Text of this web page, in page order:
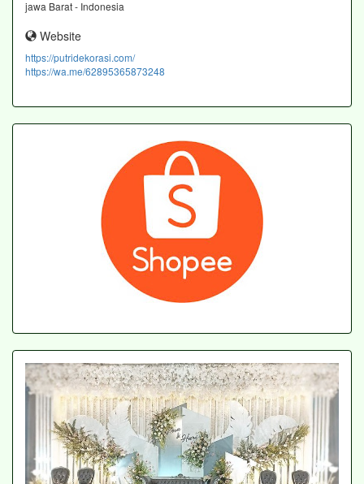
jawa Barat - Indonesia
Website
https://putridekorasi.com/
https://wa.me/62895365873248